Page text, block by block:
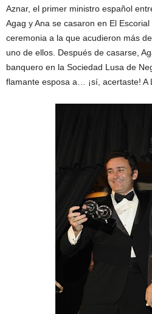
Aznar, el primer ministro español
Agag y Ana se casaron en El
ceremonia a la que acudieron más
uno de ellos. Después de casarse,
banquero en la Sociedad Lusa de
flamante esposa a… ¡sí, acertaste! A